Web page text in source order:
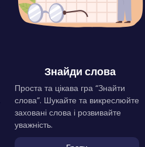
Знайди слова
Проста та цікава гра “Знайти
слова”. Шукайте та викреслюйте
заховані слова і розвивайте
уважність.